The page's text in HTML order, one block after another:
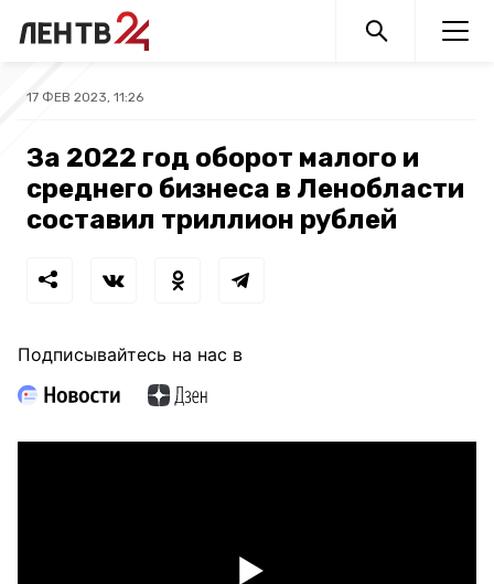
17 ФЕВ 2023, 11:26
За 2022 год оборот малого и
среднего бизнеса в Ленобласти
составил триллион рублей
Подписывайтесь на нас в